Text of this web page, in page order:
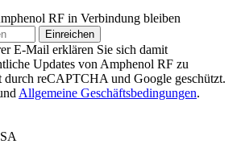
RF in Verbindung bleiben
Einreichen
E-Mail erklären Sie sich damit
Updates von Amphenol RF zu
durch reCAPTCHA und Google geschützt.
Allgemeine Geschäftsbedingungen.